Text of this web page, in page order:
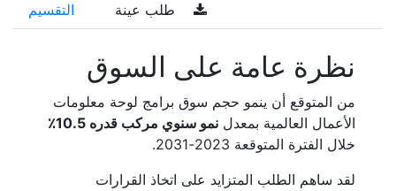
التقسيم
نظرة عامة على السوق
من المتوقع أن ينمو حجم سوق برامج لوحة معلومات
الأعمال العالمية بمعدل نمو سنوي مركب قدره 10.5٪
خلال الفترة المتوقعة 2023-2031.
لقد ساهم الطلب المتزايد على اتخاذ القرارات